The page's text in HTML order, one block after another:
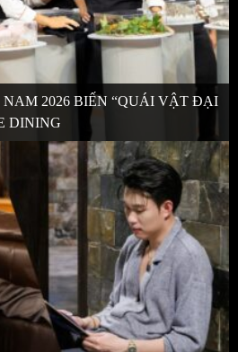
NAM 2026 BIẾN “QUÁI VẬT ĐẠI
DINING